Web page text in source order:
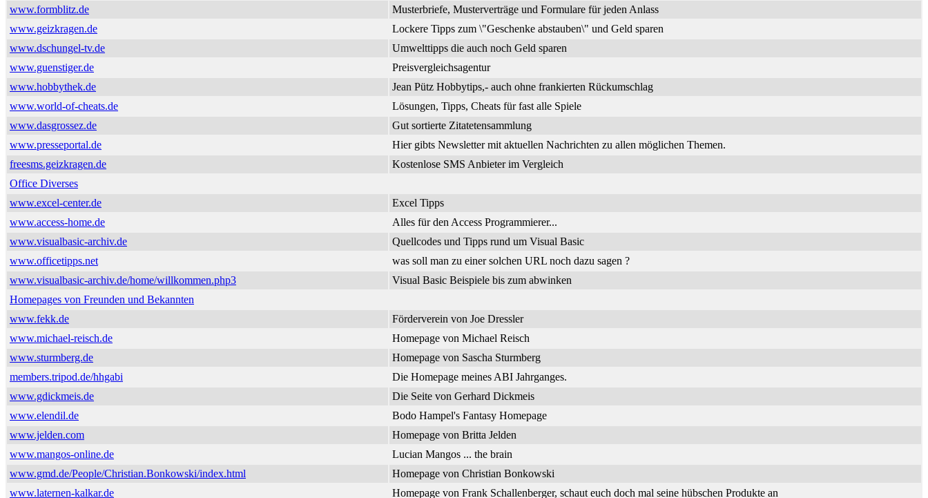
www.formblitz.de
Musterbriefe, Musterverträge und Formulare für jeden Anlass
www.geizkragen.de
Lockere Tipps zum \"Geschenke abstauben\" und Geld sparen
www.dschungel-tv.de
Umwelttipps die auch noch Geld sparen
www.guenstiger.de
Preisvergleichsagentur
www.hobbythek.de
Jean Pütz Hobbytips,- auch ohne frankierten Rückumschlag
www.world-of-cheats.de
Lösungen, Tipps, Cheats für fast alle Spiele
www.dasgrossez.de
Gut sortierte Zitatetensammlung
www.presseportal.de
Hier gibts Newsletter mit aktuellen Nachrichten zu allen möglichen Themen.
freesms.geizkragen.de
Kostenlose SMS Anbieter im Vergleich
Office Diverses
www.excel-center.de
Excel Tipps
www.access-home.de
Alles für den Access Programmierer...
www.visualbasic-archiv.de
Quellcodes und Tipps rund um Visual Basic
www.officetipps.net
was soll man zu einer solchen URL noch dazu sagen ?
www.visualbasic-archiv.de/home/willkommen.php3
Visual Basic Beispiele bis zum abwinken
Homepages von Freunden und Bekannten
www.fekk.de
Förderverein von Joe Dressler
www.michael-reisch.de
Homepage von Michael Reisch
www.sturmberg.de
Homepage von Sascha Sturmberg
members.tripod.de/hhgabi
Die Homepage meines ABI Jahrganges.
www.gdickmeis.de
Die Seite von Gerhard Dickmeis
www.elendil.de
Bodo Hampel's Fantasy Homepage
www.jelden.com
Homepage von Britta Jelden
www.mangos-online.de
Lucian Mangos ... the brain
www.gmd.de/People/Christian.Bonkowski/index.html
Homepage von Christian Bonkowski
www.laternen-kalkar.de
Homepage von Frank Schallenberger, schaut euch doch mal seine hübschen Produkte an